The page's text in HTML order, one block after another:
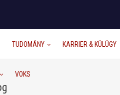
TUDOMÁNY KARRIER & KÜLÜGY
VOKS